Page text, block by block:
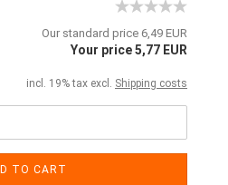
Our standard price 6,49 EUR
Your price 5,77 EUR
incl. 19% tax excl. Shipping costs
TO CART